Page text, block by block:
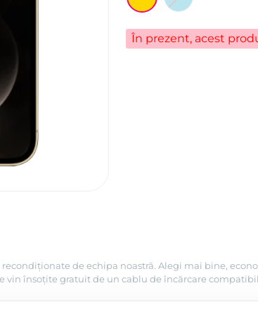
În prezent, acest
de echipa noastră. Alegi mai bine,
însoțite gratuit de un cablu de încărcare